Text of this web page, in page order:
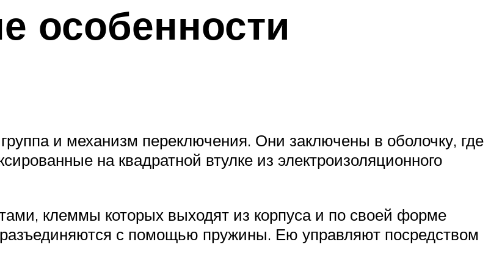
особенности
и механизм переключения. Они заключены в оболочку, где
на квадратной втулке из электроизоляционного
клеммы которых выходят из корпуса и по своей форме
с помощью пружины. Ею управляют посредством